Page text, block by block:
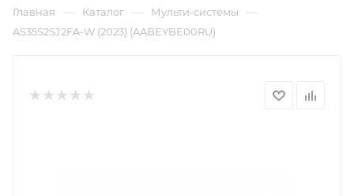
Главная — Каталог — Мульти-системы —
AS35S2SJ2FA-W (2023) (AABEYBE00RU)